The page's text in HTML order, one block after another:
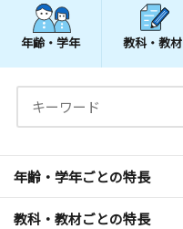
年齢・学年 教科・教材
年齢・学年ごとの特長
教科・教材ごとの特長